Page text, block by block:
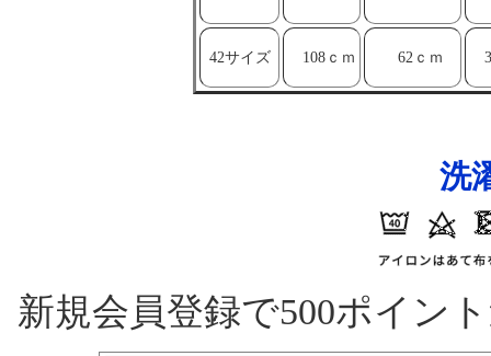
42サイズ 108ｃｍ 62ｃｍ
洗
新規会員登録で500ポイン